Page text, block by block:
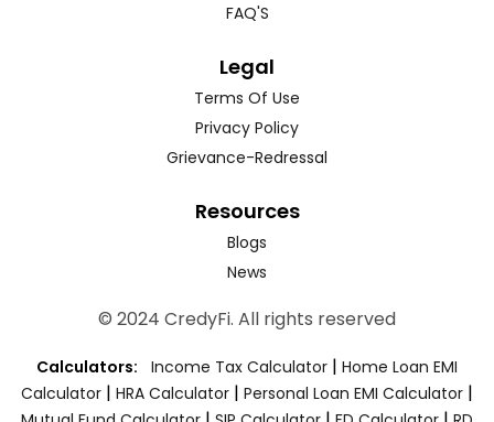
FAQ'S
Legal
Terms Of Use
Privacy Policy
Grievance-Redressal
Resources
Blogs
News
© 2024 CredyFi. All rights reserved
Calculators: Income Tax Calculator | Home Loan EMI
Calculator | HRA Calculator | Personal Loan EMI Calculator |